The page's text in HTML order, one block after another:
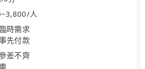
人
時需求
先付款
差不齊